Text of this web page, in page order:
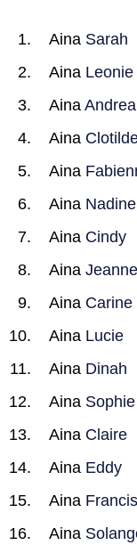
Aina Sarah
Aina Leonie
Aina Andrea
Aina
Aina
Aina Nadine
Aina Cindy
Aina
Aina Carine
Aina Lucie
Aina Dinah
Aina Sophie
Aina Claire
Aina Eddy
Aina
Aina